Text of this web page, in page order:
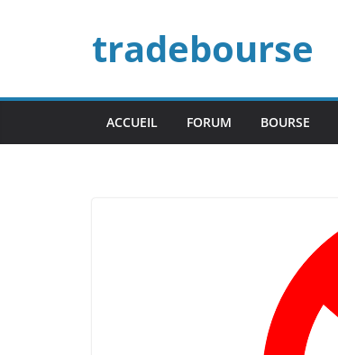
tradebourse
ACCUEIL FORUM BOURSE